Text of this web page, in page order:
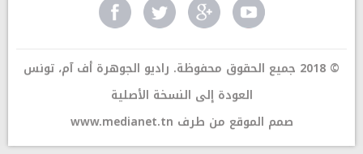
© 2018 جميع الحقوق محفوظة. راديو الجوهرة أف آم، تونس
العودة إلى النسخة الأصلية
www.medianet.tn صمم الموقع من طرف